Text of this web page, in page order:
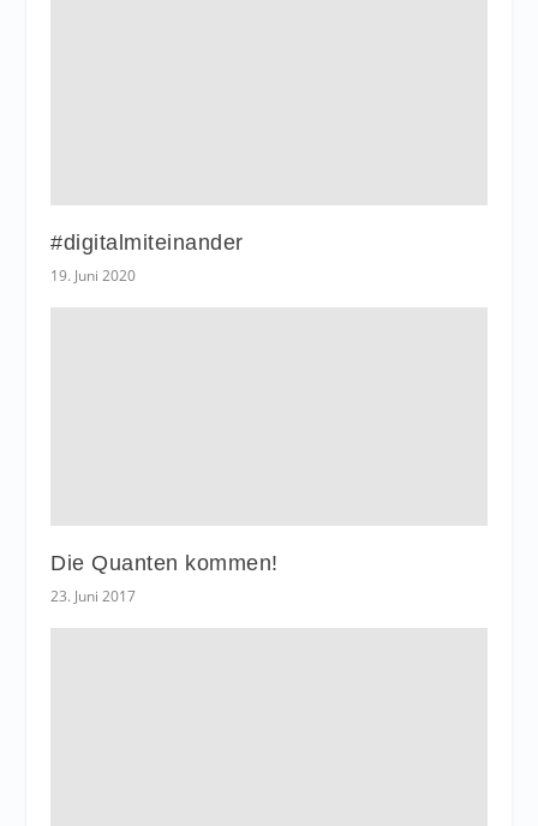
#digitalmiteinander
19. Juni 2020
Die Quanten kommen!
23. Juni 2017